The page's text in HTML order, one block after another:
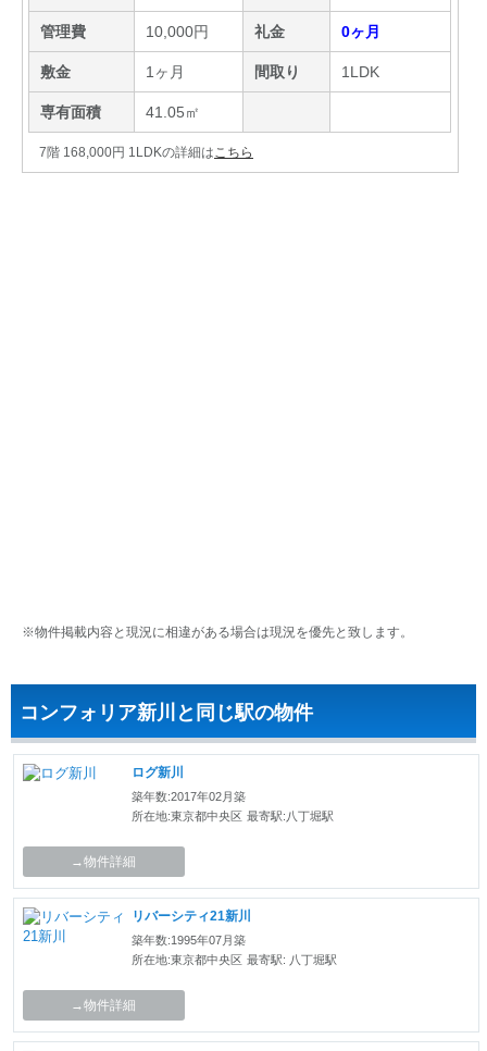
管理費 10,000円 礼金 0ヶ月
敷金 1ヶ月 間取り 1LDK
専有面積 41.05㎡
7階 168,000円 1LDKの詳細はこちら
※物件掲載内容と現況に相違がある場合は現況を優先と致します。
コンフォリア新川と同じ駅の物件
ログ新川
築年数:2017年02月築
所在地:東京都中央区 最寄駅:八丁堀駅
→物件詳細
リバーシティ21新川
築年数:1995年07月築
所在地:東京都中央区 最寄駅: 八丁堀駅
→物件詳細